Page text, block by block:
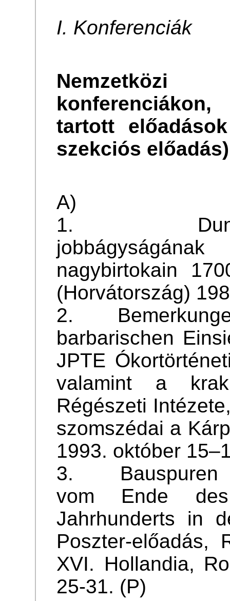
I. Konferenciák
tartott
szekciós
A)
1. Duna-
nagybirtokain
(Horvátország)
2.
barbarischen
JPTE
valamint a
Régészeti
szomszédai a
1993. október
3. Bauspuren
vom Ende
Jahrhunderts in
Poszter-előadás,
XVI. Hollandia,
25-31. (P)